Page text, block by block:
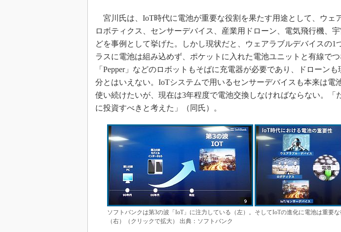
植物工場
知財マネジメント
海外生産
グローバル設計・
制御セキュリティ
新型コロナへの対応
宮川氏は、IoT時代に電池が重要な役割を果たす用途として、ウェ
ロボティクス、センサーデバイス、産業用ドローン、電気飛行機、
どを事例として挙げた。しかし現状だと、ウェアラブルデバイスの1
ラスに電池は組み込めず、ポケットに入れた電池ユニットと有線でつ
「Pepper」などのロボットもそばに充電器が必要であり、ドローン
分とはいえない。IoTシステムで用いるセンサーデバイスも本来は電
使い続けたいが、現在は3年程度で電池交換しなければならない。「
に投資すべきと考えた」（同氏）。
ソフトバンクは第3の波「IoT」に注力している（左）。そしてIoTの進化に電池は重要
（右）（クリックで拡大） 出典：ソフトバンク